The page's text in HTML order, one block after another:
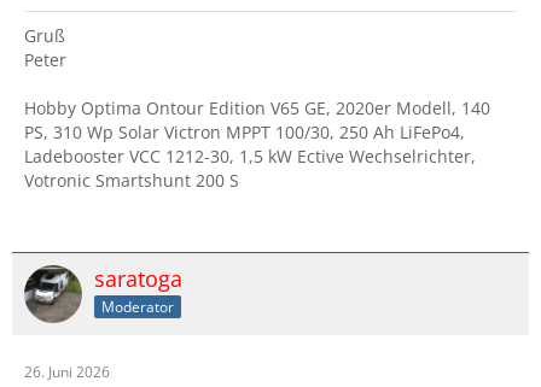
Gruß
Peter
Hobby Optima Ontour Edition V65 GE, 2020er Modell, 140
PS, 310 Wp Solar Victron MPPT 100/30, 250 Ah LiFePo4,
Ladebooster VCC 1212-30, 1,5 kW Ective Wechselrichter,
Votronic Smartshunt 200 S
saratoga
Moderator
26. Juni 2026